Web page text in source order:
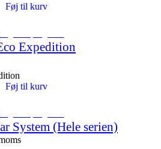
Føj til kurv
Expedition
Føj til kurv
System (Hele serien)